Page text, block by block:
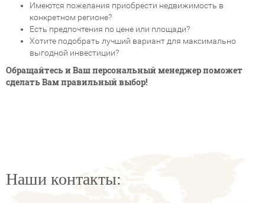
Имеются пожелания приобрести недвижимость в
конкретном регионе?
Есть предпочтения по цене или площади?
Хотите подобрать лучший вариант для максимально
выгодной инвестиции?
Обращайтесь и Ваш персональный менеджер поможет
сделать Вам правильный выбор!
Наши контакты: